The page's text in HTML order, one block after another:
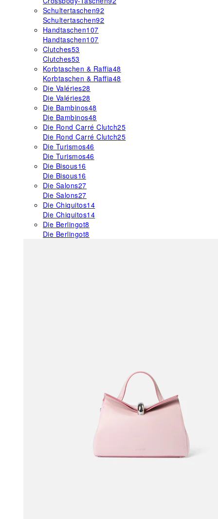
Schultertaschen92
Schultertaschen92
Handtaschen107
Handtaschen107
Clutches53
Clutches53
Korbtaschen & Raffia48
Korbtaschen & Raffia48
Die Valéries28
Die Valéries28
Die Bambinos48
Die Bambinos48
Die Rond Carré Clutch25
Die Rond Carré Clutch25
Die Turismos46
Die Turismos46
Die Bisous16
Die Bisous16
Die Salons27
Die Salons27
Die Chiquitos14
Die Chiquitos14
Die Berlingot8
Die Berlingot8